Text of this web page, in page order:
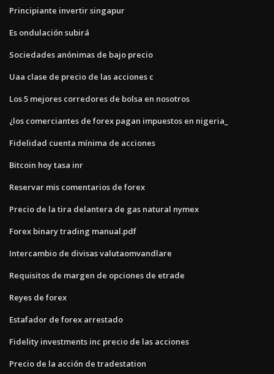
Principiante invertir singapur
Es ondulación subirá
Sociedades anónimas de bajo precio
Uaa clase de precio de las acciones c
Los 5 mejores corredores de bolsa en nosotros
¿los comerciantes de forex pagan impuestos en nigeria_
Fidelidad cuenta mínima de acciones
Bitcoin hoy tasa inr
Reservar mis comentarios de forex
Precio de la tira delantera de gas natural nymex
Forex binary trading manual.pdf
Intercambio de divisas valutaomvandlare
Requisitos de margen de opciones de etrade
Reyes de forex
Estafador de forex arrestado
Fidelity investments inc precio de las acciones
Precio de la acción de tradestation